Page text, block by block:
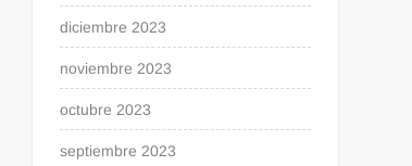
diciembre 2023
noviembre 2023
octubre 2023
septiembre 2023